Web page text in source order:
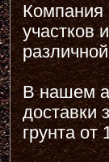
Компания
участков
В нашем
доставки
грунта от